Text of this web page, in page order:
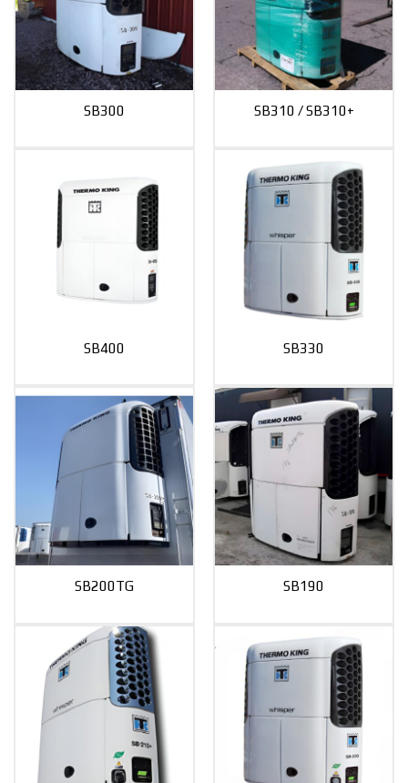
SB300 SB310 / SB310+
SB400 SB330
SB200TG SB190